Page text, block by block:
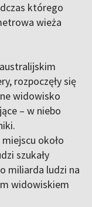
którego
wieża
rozpoczęły się
widowisko
– w niebo
około
szukały
miliarda ludzi na
widowiskiem